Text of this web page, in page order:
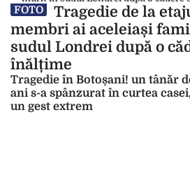
FOTO
Tragedie de la
membri ai aceleiași
sudul Londrei după o
înălțime
Tragedie în Botoșani! un tânăr
ani s-a spânzurat în curtea
un gest extrem